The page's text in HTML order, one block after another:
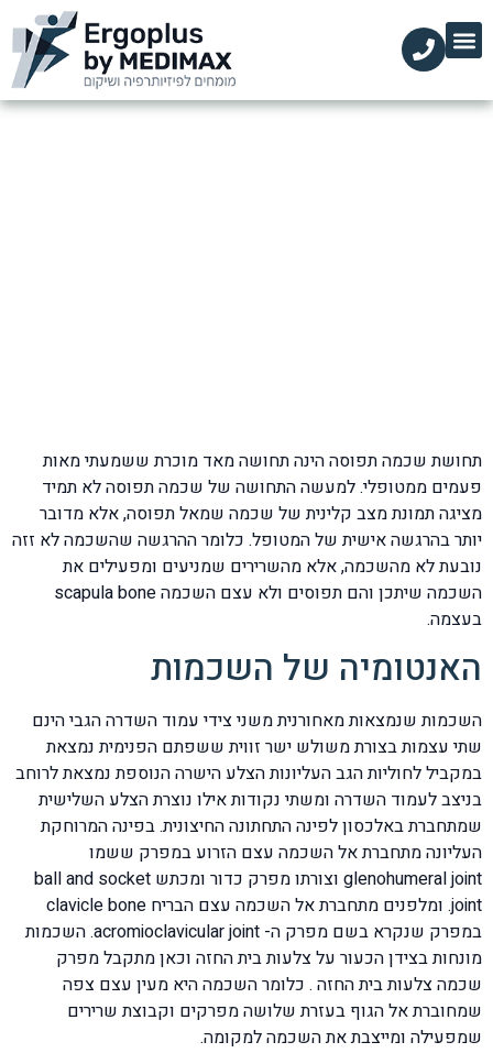
תחושת שכמה תפוסה הינה תחושה מאד מוכרת ששמעתי מאות
פעמים ממטופלי. למעשה התחושה של שכמה תפוסה לא תמיד
מציגה תמונת מצב קלינית של שכמה שמאל תפוסה, אלא מדובר
יותר בהרגשה אישית של המטופל. כלומר ההרגשה שהשכמה לא זזה
נובעת לא מהשכמה, אלא מהשרירים שמניעים ומפעילים את
השכמה שיתכן והם תפוסים ולא עצם השכמה scapula bone
בעצמה.
האנטומיה של השכמות
השכמות שנמצאות מאחורנית משני צידי עמוד השדרה הגבי הינם
שתי עצמות בצורת משולש ישר זווית ששפתם הפנימית נמצאת
במקביל לחוליות הגב העליונות הצלע הישרה הנוספת נמצאת לרוחב
בניצב לעמוד השדרה ומשתי נקודות אילו נוצרת הצלע השלישית
שמתחברת באלכסון לפינה התחתונה החיצונית. בפינה המרוחקת
העליונה מתחברת אל השכמה עצם הזרוע במפרק ששמו
glenohumeral joint וצורתו מפרק כדור ומכתש ball and socket
joint. ומלפנים מתחברת אל השכמה עצם הבריח clavicle bone
במפרק שנקרא בשם מפרק ה- acromioclavicular joint. השכמות
מונחות בצידן הכעור על צלעות בית החזה וכאן מתקבל מפרק
שכמה צלעות בית החזה . כלומר השכמה היא מעין עצם צפה
שמחוברת אל הגוף בעזרת שלושה מפרקים וקבוצת שרירים
שמפעילה ומייצבת את השכמה למקומה.